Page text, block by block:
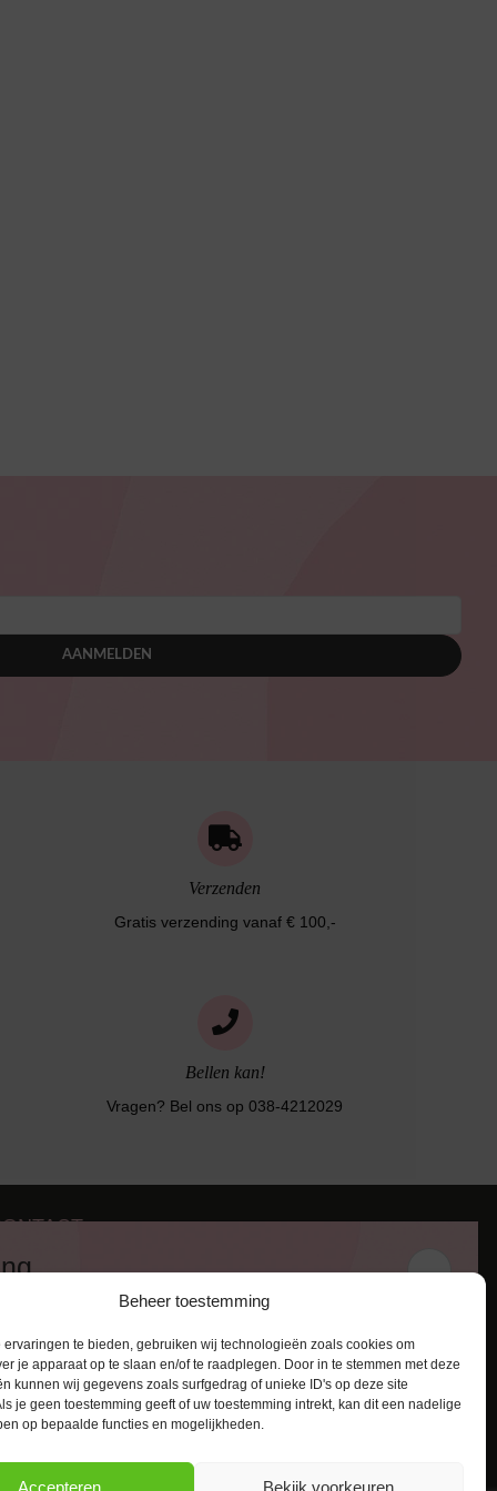
Beheer toestemming
ervaringen te bieden, gebruiken wij technologieën zoals cookies om
je apparaat op te slaan en/of te raadplegen. Door in te stemmen met deze
kunnen wij gegevens zoals surfgedrag of unieke ID's op deze site
je geen toestemming geeft of uw toestemming intrekt, kan dit een nadelige
op bepaalde functies en mogelijkheden.
Accepteren Bekijk voorkeuren
AANMELDEN
Verzenden
Gratis verzending vanaf € 100,-
Bellen kan!
Vragen? Bel ons op 038-4212029
RL Zwolle
info@lingerie-badmode.nl
een kortingscode van